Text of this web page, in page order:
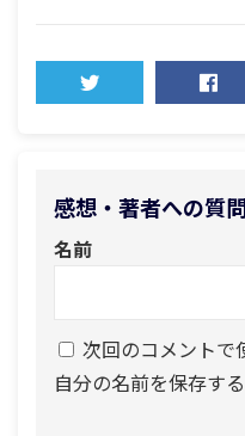
感想・著者への質
名前
次回のコメントで
自分の名前を保存する